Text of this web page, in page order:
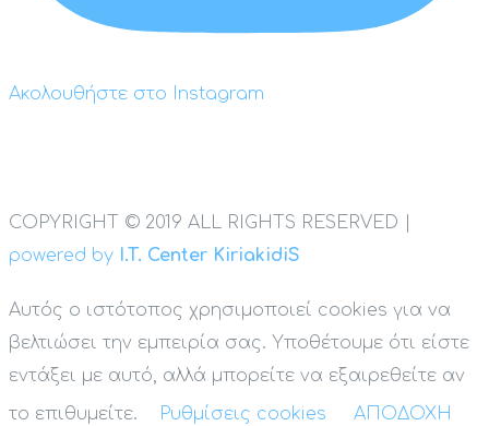
Ακολουθήστε στο Instagram
COPYRIGHT © 2019 ALL RIGHTS RESERVED |
powered by I.T. Center KiriakidiS
Αυτός ο ιστότοπος χρησιμοποιεί cookies για να
βελτιώσει την εμπειρία σας. Υποθέτουμε ότι είστε
εντάξει με αυτό, αλλά μπορείτε να εξαιρεθείτε αν
το επιθυμείτε.
Ρυθμίσεις cookies ΑΠΟΔΟΧΗ